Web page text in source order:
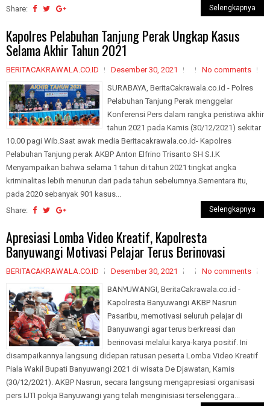
Share:
Selengkapnya
Kapolres Pelabuhan Tanjung Perak Ungkap Kasus
Selama Akhir Tahun 2021
BERITACAKRAWALA.CO.ID Desember 30, 2021
No comments
SURABAYA, BeritaCakrawala.co.id - Polres
Pelabuhan Tanjung Perak menggelar
Konferensi Pers dalam rangka peristiwa akhir
tahun 2021 pada Kamis (30/12/2021) sekitar
10.00 pagi Wib.Saat awak media Beritacakrawala.co.id- Kapolres
Pelabuhan Tanjung perak AKBP Anton Elfrino Trisanto SH S.I.K
Menyampaikan bahwa selama 1 tahun di tahun 2021 tingkat angka
kriminalitas lebih menurun dari pada tahun sebelumnya.Sementara itu,
pada 2020 sebanyak 901 kasus...
Share:
Selengkapnya
Apresiasi Lomba Video Kreatif, Kapolresta
Banyuwangi Motivasi Pelajar Terus Berinovasi
BERITACAKRAWALA.CO.ID Desember 30, 2021
No comments
BANYUWANGI, BeritaCakrawala.co.id -
Kapolresta Banyuwangi AKBP Nasrun
Pasaribu, memotivasi seluruh pelajar di
Banyuwangi agar terus berkreasi dan
berinovasi melalui karya-karya positif. Ini
disampaikannya langsung didepan ratusan peserta Lomba Video Kreatif
Piala Wakil Bupati Banyuwangi 2021 di wisata De Djawatan, Kamis
(30/12/2021). AKBP Nasrun, secara langsung mengapresiasi organisasi
pers IJTI pokja Banyuwangi yang telah menginisiasi terselenggara...